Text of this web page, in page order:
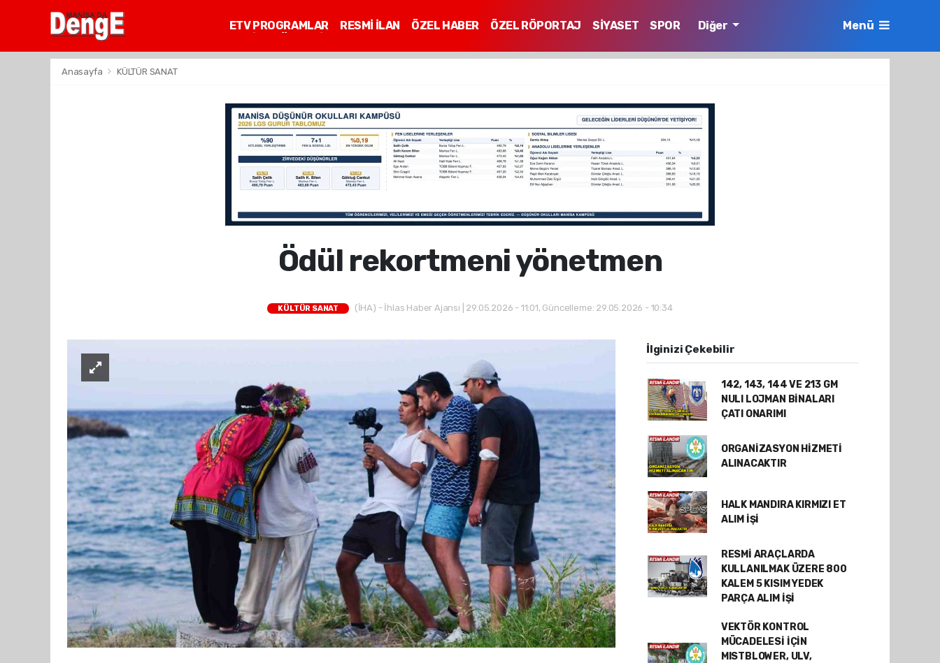
ETV PROGRAMLAR RESMİ İLAN ÖZEL HABER ÖZEL RÖPORTAJ SİYASET
SPOR
Diğer Menü
Anasayfa KÜLTÜR SANAT
Ödül rekortmeni yönetmen
KÜLTÜR SANAT (İHA) - İhlas Haber Ajansı | 29.05.2026 - 11:01, Güncelleme: 29.05.2026 - 10:34
İlginizi Çekebilir
142, 143, 144 VE 213 GM
NULI LOJMAN BİNALARI
ÇATI ONARIMI
ORGANİZASYON HİZMETİ
ALINACAKTIR
HALK MANDIRA KIRMIZI ET
ALIM İŞİ
RESMİ ARAÇLARDA
KULLANILMAK ÜZERE 800
KALEM 5 KISIM YEDEK
PARÇA ALIM İŞİ
VEKTÖR KONTROL
MÜCADELESİ İÇİN
MISTBLOWER, ULV,